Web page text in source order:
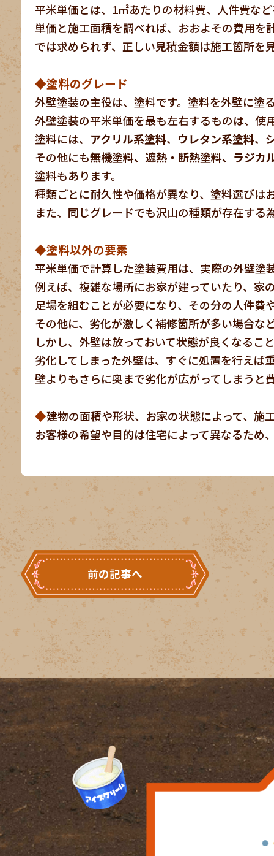
平米単価とは、1㎡あたりの材料費、人件費な
単価と施工面積を調べれば、おおよその費用を
では求められず、正しい見積金額は施工箇所を
◆塗料のグレード
外壁塗装の主役は、塗料です。塗料を外壁に塗
外壁塗装の平米単価を最も左右するものは、使
塗料には、 アクリル系塗料、ウレタン系塗料、
その他にも無機塗料、遮熱・断熱塗料、ラジカ
塗料もあります。
種類ごとに耐久性や価格が異なり、塗料選びは
また、同じグレードでも沢山の種類が存在する
◆塗料以外の要素
平米単価で計算した塗装費用は、実際の外壁塗
例えば、複雑な場所にお家が建っていたり、家
足場を組むことが必要になり、その分の人件費
その他に、劣化が激しく補修箇所が多い場合な
しかし、外壁は放っておいて状態が良くなるこ
劣化してしまった外壁は、すぐに処置を行えば
壁よりもさらに奥まで劣化が広がってしまうと
◆建物の面積や形状、お家の状態によって、施
お客様の希望や目的は住宅によって異なるため
前の記事へ